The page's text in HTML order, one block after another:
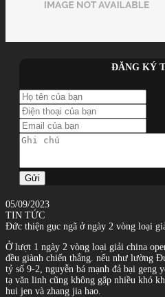
ĐĂNG KÝ
Gửi
05/09/2023
TIN TỨC
Đức thiện gục ngã ở ngày 2 vòng loại
Ở lượt 1 ngày 2 vòng loại giải china
đều giành chiến thắng. nếu như lường
tỷ số 9-2, nguyễn bá mạnh đả bại geng
tạ văn linh cũng không gặp nhiều khó
hui jen và zhang jia hao.